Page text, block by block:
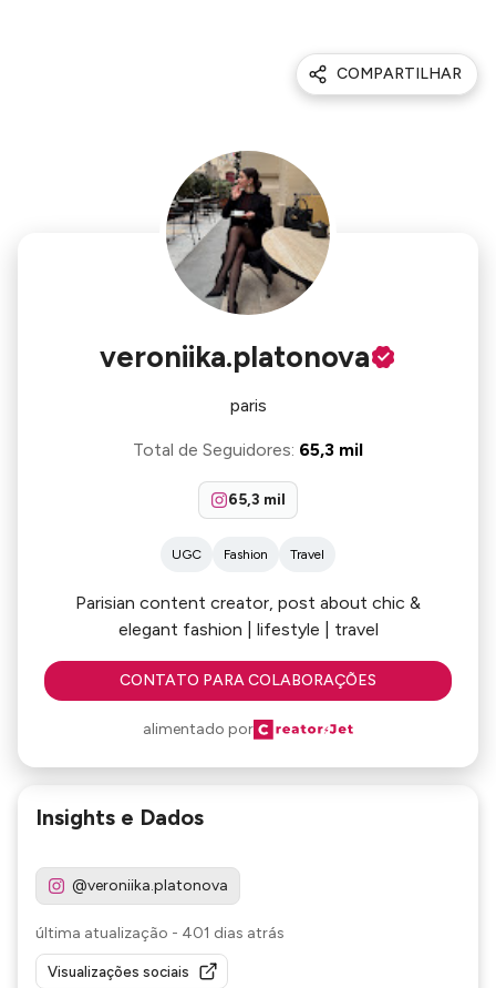
COMPARTILHAR
veroniika.platonova
paris
Total de Seguidores: 65,3 mil
65,3 mil
UGC Fashion Travel
Parisian content creator, post about chic &
elegant fashion | lifestyle | travel
CONTATO PARA COLABORAÇÕES
alimentado por
Insights e Dados
@veroniika.platonova
última atualização - 401 dias atrás
Visualizações sociais